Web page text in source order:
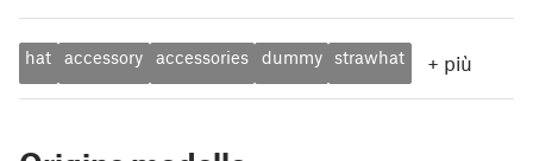
hat accessory accessories dummy strawhat + più